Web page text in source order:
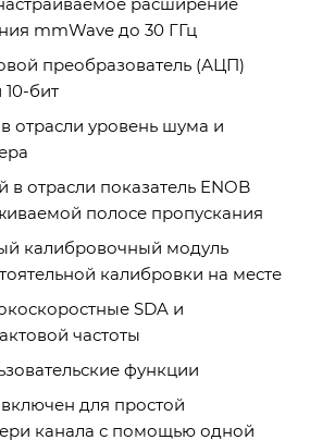
mmWave до 30 ГГц
преобразователь (АЦП)
10-бит
отрасли уровень шума и
отрасли показатель ENOB
полосе пропускания
калибровочный модуль
калибровки на месте
SDA и
частоты
функции
для простой
канала с помощью одной